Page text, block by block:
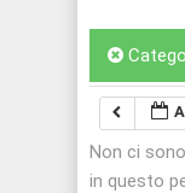
Non ci
in questo